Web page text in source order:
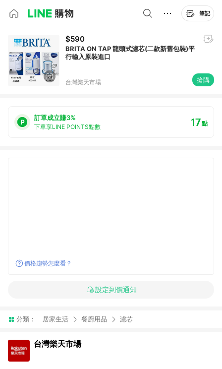
筆記
$590
BRITA ON TAP 龍頭式濾芯(二款新舊包裝)平
行輸入原裝進口
台灣樂天市場 搶購
訂單成立賺3%
下單享LINE POINTS點數 17點
價格趨勢怎麼看？
設定到價通知
分類： 居家生活 餐廚用品 濾芯
台灣樂天市場